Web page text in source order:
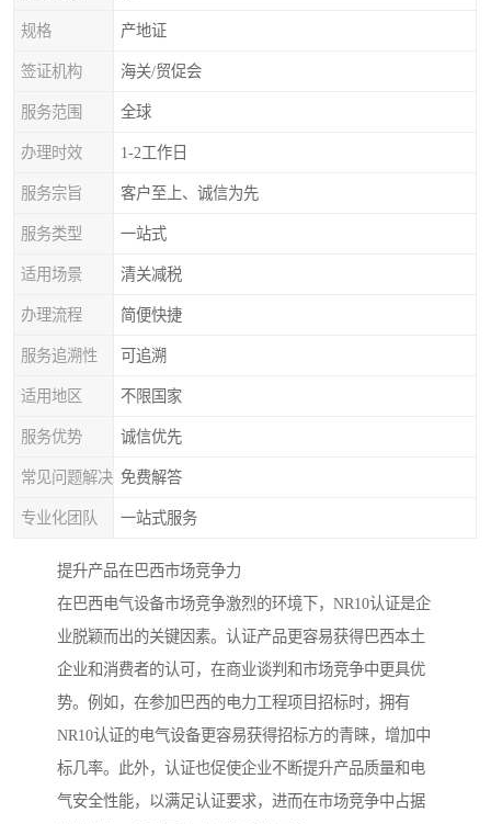
规格 产地证
签证机构 海关/贸促会
服务范围 全球
办理时效 1-2工作日
服务宗旨 客户至上、诚信为先
服务类型 一站式
适用场景 清关减税
办理流程 简便快捷
服务追溯性 可追溯
适用地区 不限国家
服务优势 诚信优先
常见问题解决 免费解答
专业化团队 一站式服务
提升产品在巴西市场竞争力
在巴西电气设备市场竞争激烈的环境下，NR10认证是企
业脱颖而出的关键因素。认证产品更容易获得巴西本土
企业和消费者的认可，在商业谈判和市场竞争中更具优
势。例如，在参加巴西的电力工程项目招标时，拥有
NR10认证的电气设备更容易获得招标方的青睐，增加中
标几率。此外，认证也促使企业不断提升产品质量和电
气安全性能，以满足认证要求，进而在市场竞争中占据